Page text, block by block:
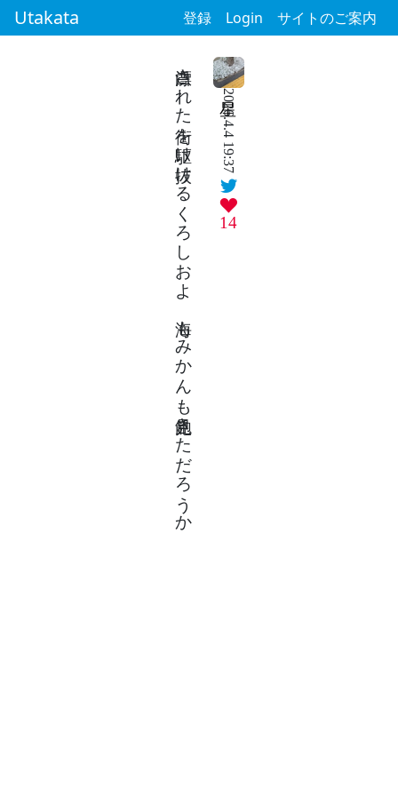
Utakata 登録 Login サイトのご案内
2026.4.4 19:37
14
漂白された街を駆け抜けるくろしおよ 海もみかんも見飽きただろうか